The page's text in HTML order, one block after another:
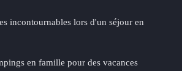
incontournables lors d'un séjour en
en famille pour des vacances